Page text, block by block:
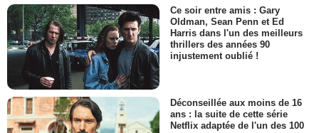
Ce soir entre amis : Gary
Oldman, Sean Penn et Ed
Harris dans l'un des meilleurs
thrillers des années 90
injustement oublié !
Déconseillée aux moins de 16
ans : la suite de cette série
Netflix adaptée de l'un des 100